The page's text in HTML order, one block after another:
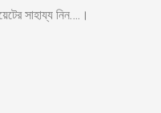
সাহায্য নিন….।